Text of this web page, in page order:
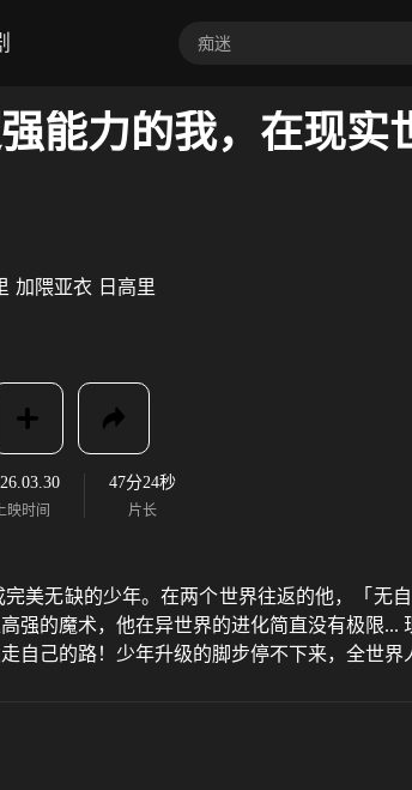
加隈亚衣 日高里
映时间
47分24秒
片长
美无缺的少年。在两个世界往返的他，「无
强的魔术，他在异世界的进化简直没有极限
自己的路！少年升级的脚步停不下来，全世